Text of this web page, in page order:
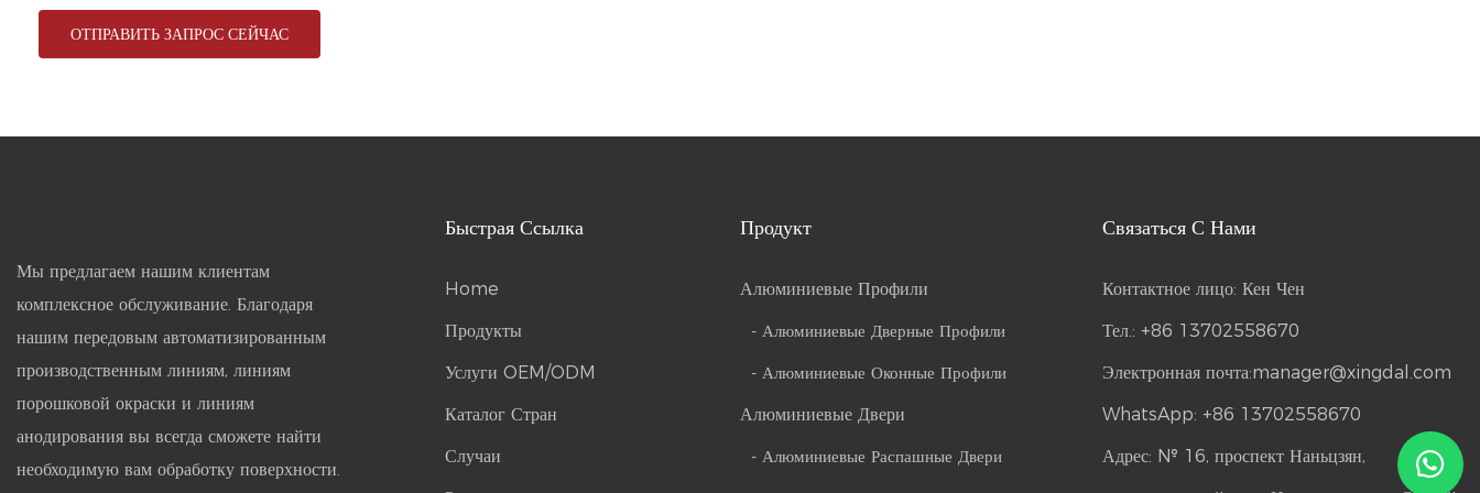
ОТПРАВИТЬ ЗАПРОС СЕЙЧАС
Мы предлагаем нашим клиентам
комплексное обслуживание. Благодаря
нашим передовым автоматизированным
производственным линиям, линиям
порошковой окраски и линиям
анодирования вы всегда сможете найти
необходимую вам обработку поверхности.
Быстрая Ссылка
Home
Продукты
Услуги OEM/ODM
Каталог Стран
Случаи
Продукт
Алюминиевые Профили
- Алюминиевые Дверные Профили
- Алюминиевые Оконные Профили
Алюминиевые Двери
- Алюминиевые Распашные Двери
Связаться С Нами
Контактное лицо: Кен Чен
Тел.: +86 13702558670
Электронная почта:manager@xingdal.com
WhatsApp: +86 13702558670
Адрес: № 16, проспект Наньцзян,